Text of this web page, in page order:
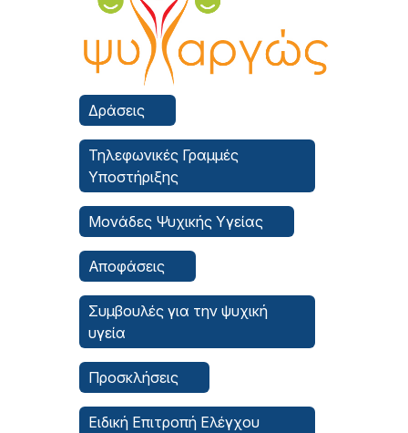
Δράσεις
Τηλεφωνικές Γραμμές
Υποστήριξης
Μονάδες Ψυχικής Υγείας
Αποφάσεις
Συμβουλές για την ψυχική
υγεία
Προσκλήσεις
Ειδική Επιτροπή Ελέγχου